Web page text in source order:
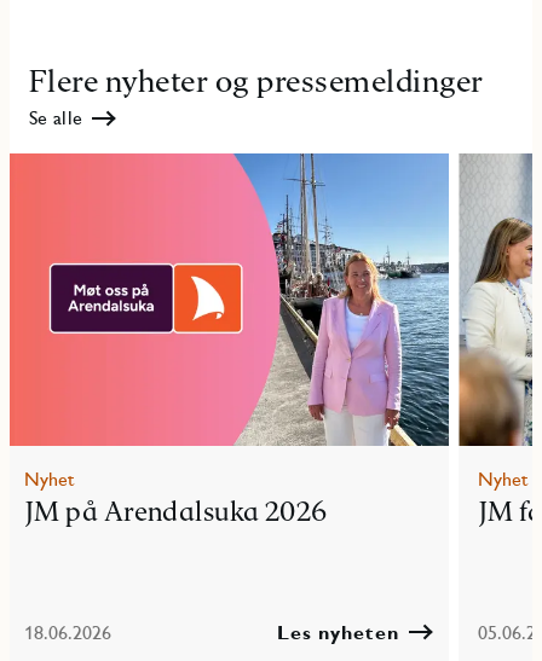
Flere nyheter og pressemeldinger
Se alle
Nyhet
JM på Arendalsuka 2026
18.06.2026 Les nyheten
Nyhet
JM